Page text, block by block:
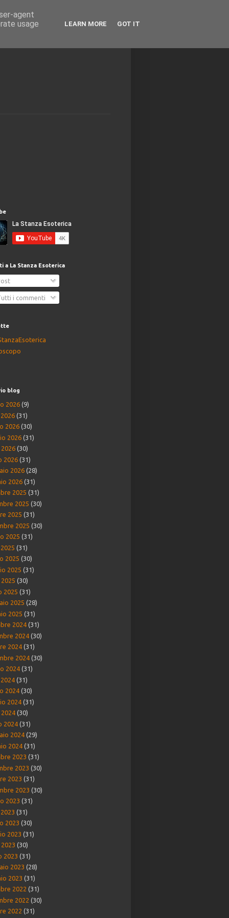
a La Stanza Esoterica
i commenti
blog
2026 (9)
(31)
2026 (30)
2026 (31)
(30)
2026 (31)
2026 (28)
2026 (31)
2025 (31)
2025 (30)
2025 (31)
2025 (30)
2025 (31)
(31)
2025 (30)
2025 (31)
(30)
2025 (31)
2025 (28)
2025 (31)
2024 (31)
2024 (30)
2024 (31)
2024 (30)
2024 (31)
(31)
2024 (30)
2024 (31)
(30)
2024 (31)
2024 (29)
2024 (31)
2023 (31)
2023 (30)
2023 (31)
2023 (30)
2023 (31)
(31)
2023 (30)
2023 (31)
(30)
2023 (31)
2023 (28)
2023 (31)
2022 (31)
2022 (30)
2022 (31)
agent
usage
LEARN MORE GOT IT